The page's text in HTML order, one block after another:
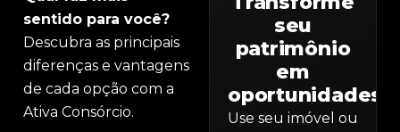
sentido para você?
Descubra as principais
diferenças e vantagens
de cada opção com a
Ativa Consórcio.
seu
patrimônio
em
oportunidades.
Use seu imóvel ou